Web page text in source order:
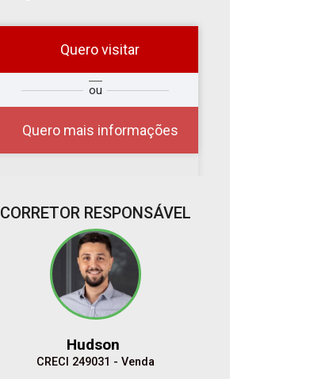
Quero visitar
ou
Quero mais informações
Qual o melhor dia e
horário para você?
07
Aug/Fri
08
10:00
11:00
CORRETOR RESPONSÁVEL
Hudson
CRECI 249031 - Venda